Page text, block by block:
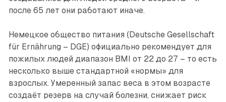
после 65 лет они работают иначе.
Немецкое общество питания (Deutsche Gesellschaft
für Ernährung – DGE) официально рекомендует для
пожилых людей диапазон BMI от 22 до 27 – то есть
несколько выше стандартной «нормы» для
взрослых. Умеренный запас веса в этом возрасте
создаёт резерв на случай болезни, снижает риск